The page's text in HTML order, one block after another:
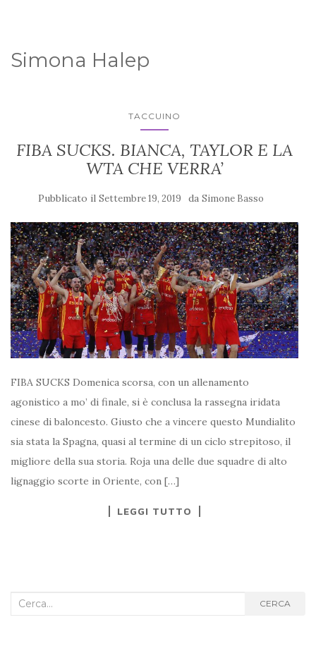
Simona Halep
TACCUINO
FIBA SUCKS. BIANCA, TAYLOR E LA
WTA CHE VERRA’
Pubblicato il Settembre 19, 2019 da Simone Basso
FIBA SUCKS Domenica scorsa, con un allenamento
agonistico a mo’ di finale, si è conclusa la rassegna iridata
cinese di baloncesto. Giusto che a vincere questo Mundialito
sia stata la Spagna, quasi al termine di un ciclo strepitoso, il
migliore della sua storia. Roja una delle due squadre di alto
lignaggio scorte in Oriente, con […]
LEGGI TUTTO
Cerca
CERCA